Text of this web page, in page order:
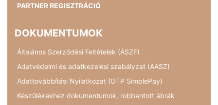
PARTNER REGISZTRÁCIÓ
DOKUMENTUMOK
Általános Szerződési Feltételek (ÁSZF)
Adatvédelmi és adatkezelési szabályzat (AASZ)
Adattovábbítási Nyilatkozat (OTP SimplePay)
Készülékekhez dokumentumok, robbantott ábrák